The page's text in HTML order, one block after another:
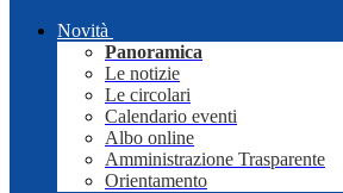
Novità
Panoramica
Le notizie
Le circolari
Calendario eventi
Albo online
Amministrazione Trasparente
Orientamento